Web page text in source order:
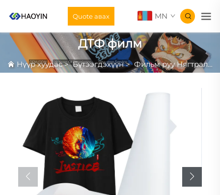
Quote авах MN
ДТФ филм
Нүүр хуудас>Бүтээгдэхүүн>Фильм руу Нягтралтай Принтинг